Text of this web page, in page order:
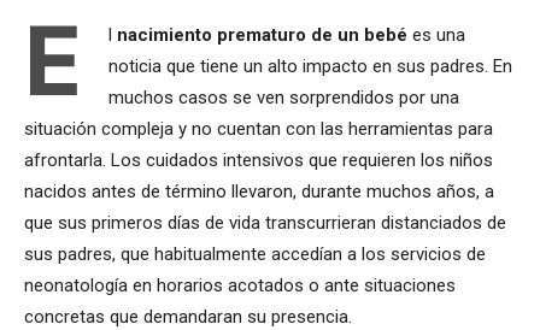
E l nacimiento prematuro de un bebé es una
noticia que tiene un alto impacto en sus padres. En
muchos casos se ven sorprendidos por una
situación compleja y no cuentan con las herramientas para
afrontarla. Los cuidados intensivos que requieren los niños
nacidos antes de término llevaron, durante muchos años, a
que sus primeros días de vida transcurrieran distanciados de
sus padres, que habitualmente accedían a los servicios de
neonatología en horarios acotados o ante situaciones
concretas que demandaran su presencia.